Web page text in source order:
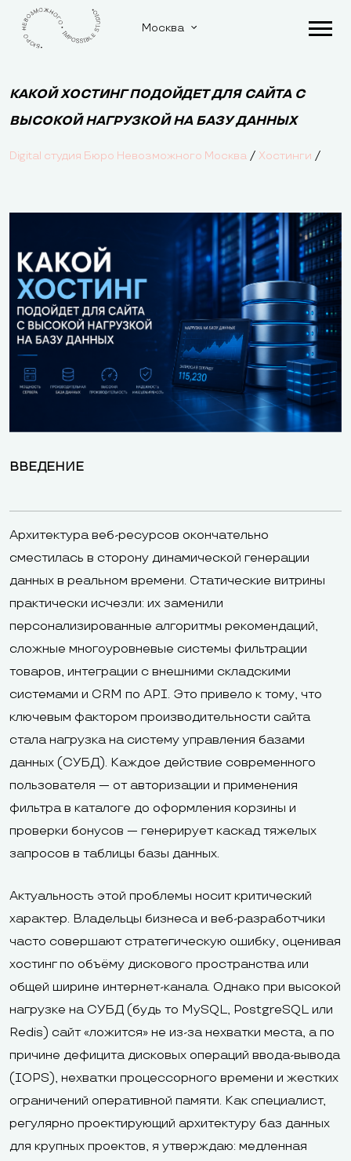
Москва
КАКОЙ ХОСТИНГ ПОДОЙДЕТ ДЛЯ САЙТА С
ВЫСОКОЙ НАГРУЗКОЙ НА БАЗУ ДАННЫХ
Digital студия Бюро Невозможного Москва / Хостинги /
ВВЕДЕНИЕ
Архитектура веб-ресурсов окончательно
сместилась в сторону динамической генерации
данных в реальном времени. Статические витрины
практически исчезли: их заменили
персонализированные алгоритмы рекомендаций,
сложные многоуровневые системы фильтрации
товаров, интеграции с внешними складскими
системами и CRM по API. Это привело к тому, что
ключевым фактором производительности сайта
стала нагрузка на систему управления базами
данных (СУБД). Каждое действие современного
пользователя — от авторизации и применения
фильтра в каталоге до оформления корзины и
проверки бонусов — генерирует каскад тяжелых
запросов в таблицы базы данных.
Актуальность этой проблемы носит критический
характер. Владельцы бизнеса и веб-разработчики
часто совершают стратегическую ошибку, оценивая
хостинг по объёму дискового пространства или
общей ширине интернет-канала. Однако при высокой
нагрузке на СУБД (будь то MySQL, PostgreSQL или
Redis) сайт «ложится» не из-за нехватки места, а по
причине дефицита дисковых операций ввода-вывода
(IOPS), нехватки процессорного времени и жестких
ограничений оперативной памяти. Как специалист,
регулярно проектирующий архитектуру баз данных
для крупных проектов, я утверждаю: медленная